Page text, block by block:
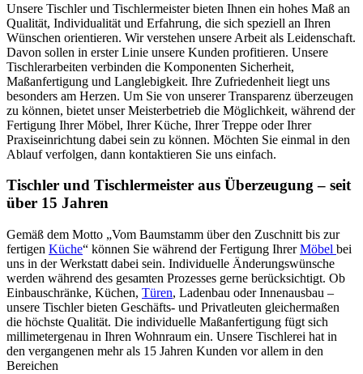
Unsere Tischler und Tischlermeister bieten Ihnen ein hohes Maß an
Qualität, Individualität und Erfahrung, die sich speziell an Ihren
Wünschen orientieren. Wir verstehen unsere Arbeit als Leidenschaft.
Davon sollen in erster Linie unsere Kunden profitieren. Unsere
Tischlerarbeiten verbinden die Komponenten Sicherheit,
Maßanfertigung und Langlebigkeit. Ihre Zufriedenheit liegt uns
besonders am Herzen. Um Sie von unserer Transparenz überzeugen
zu können, bietet unser Meisterbetrieb die Möglichkeit, während der
Fertigung Ihrer Möbel, Ihrer Küche, Ihrer Treppe oder Ihrer
Praxiseinrichtung dabei sein zu können. Möchten Sie einmal in den
Ablauf verfolgen, dann kontaktieren Sie uns einfach.
Tischler und Tischlermeister aus Überzeugung – seit
über 15 Jahren
Gemäß dem Motto „Vom Baumstamm über den Zuschnitt bis zur
fertigen Küche“ können Sie während der Fertigung IhrerMöbel bei
uns in der Werkstatt dabei sein. Individuelle Änderungswünsche
werden während des gesamten Prozesses gerne berücksichtigt. Ob
Einbauschränke, Küchen, Türen, Ladenbau oder Innenausbau –
unsere Tischler bieten Geschäfts- und Privatleuten gleichermaßen
die höchste Qualität. Die individuelle Maßanfertigung fügt sich
millimetergenau in Ihren Wohnraum ein. Unsere Tischlerei hat in
den vergangenen mehr als 15 Jahren Kunden vor allem in den
Bereichen